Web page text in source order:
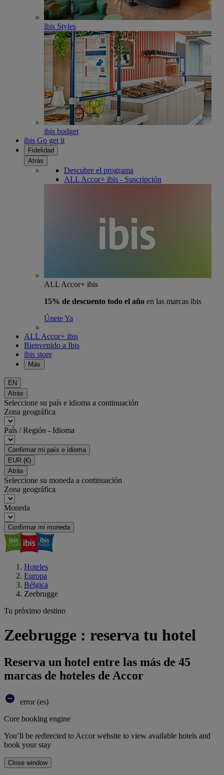
ibis Styles
ibis budget
ibis Go get it
Fidelidad
Atrás
Descubre el programa
ALL Accor+ ibis - Suscripción
ALL Accor+ ibis
15% de descuento todo el año en las marcas ibis
Únete Ya
ALL Accor+ ibis
Bienvenido a Ibis
ibis store
Más
EN
Atrás
Seleccione su país e idioma a continuación
Zona geográfica
País / Región - Idioma
Confirmar mi país e idioma
EUR (€)
Atrás
Seleccione su moneda a continuación
Zona geográfica
Moneda
Confirmar mi moneda
Hoteles
Europa
Bélgica
Zeebrugge
Tu próximo destino
Zeebrugge : reserva tu hotel
Reserva un hotel entre las más de 45
marcas de hoteles de Accor
error (es)
Core booking engine
You’ll be redirected to Accor website to view available hotels and
book your stay
Close window